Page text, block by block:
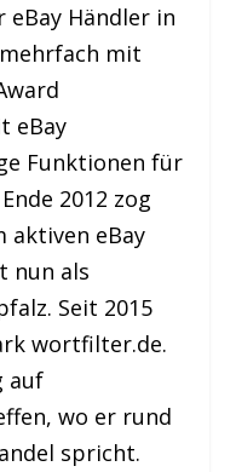
Händler in
mit
eBay
Funktionen für
2012 zog
aktiven eBay
nun als
Seit 2015
wortfilter.de.
auf
wo er rund
spricht.